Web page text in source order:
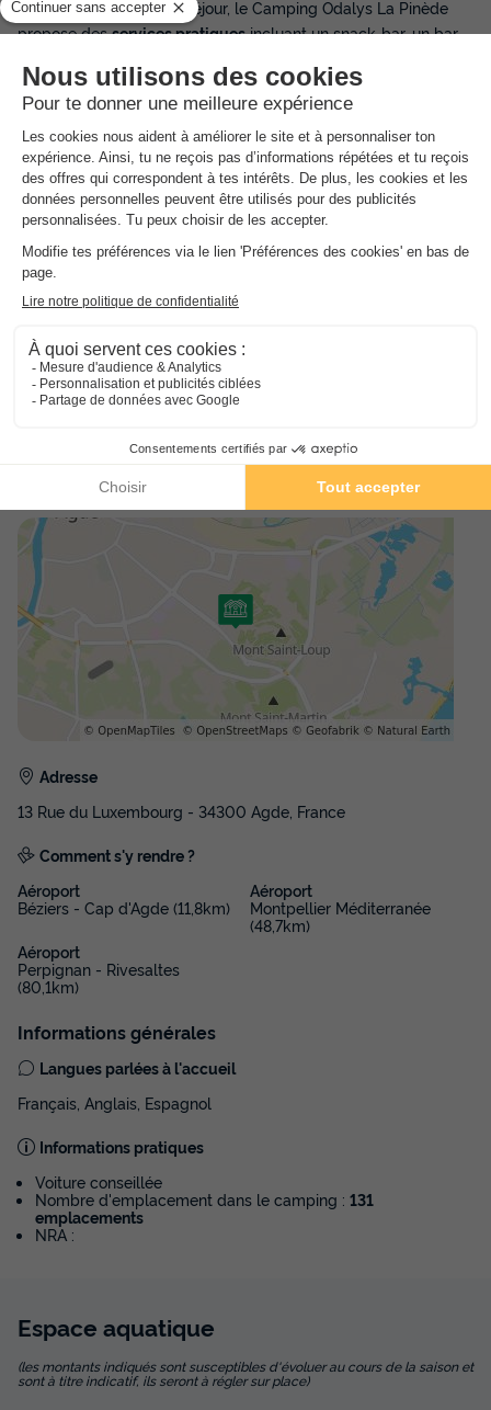
Pour agrémenter votre séjour, le Camping Odalys La Pinède
propose desservices pratiquesincluant un snack-bar, un bar
(avec participation), et une laverie (avec participation). L'accès
Wi-Fiest disponible (payant, sauf à la réception). Les
hébergements en mobil-homes, bien équipés avec kitchenette
et terrasse, offrent tout le confort nécessaire. Unparking
extérieur gratuit(une place par mobil-home) est également
disponible. Veuillez noter que les barbecues à gaz ou à
charbon sont interdits dans l'enceinte du camping, mais les
barbecues électriquessont acceptés. Les animaux
domestiques sont admis (avec supplément et sous conditions).
Bon
Information pratique
L'accueil est ouvert lundi, mardi, jeudi et vendredi : 10h-12h,
les jours sauf en juillet/août ainsi que le dimanche après-midi.
Adresse
13 Rue du Luxembourg - 34300 Agde, France
Comment s'y rendre ?
Aéroport
Béziers - Cap d'Agde (11,8km)
Aéroport
Montpellier Méditerranée
(48,7km)
Aéroport
Perpignan - Rivesaltes
(80,1km)
Informations générales
Langues parlées à l'accueil
Français, Anglais, Espagnol
Informations pratiques
Voiture conseillée
Nombre d'emplacement dans le camping : 131
emplacements
NRA :
Espace aquatique
(les montants indiqués sont susceptibles d'évoluer au cours de la saison et
sont à titre indicatif, ils seront à régler sur place)